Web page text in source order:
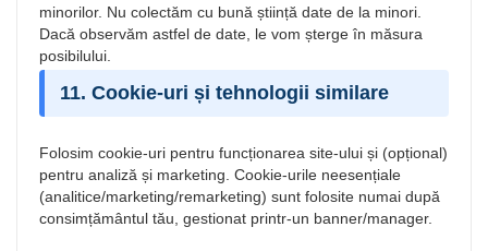
minorilor. Nu colectăm cu bună știință date de la minori.
Dacă observăm astfel de date, le vom șterge în măsura
posibilului.
11. Cookie-uri și tehnologii similare
Folosim cookie-uri pentru funcționarea site-ului și (opțional)
pentru analiză și marketing. Cookie-urile neesențiale
(analitice/marketing/remarketing) sunt folosite numai după
consimțământul tău, gestionat printr-un banner/manager.